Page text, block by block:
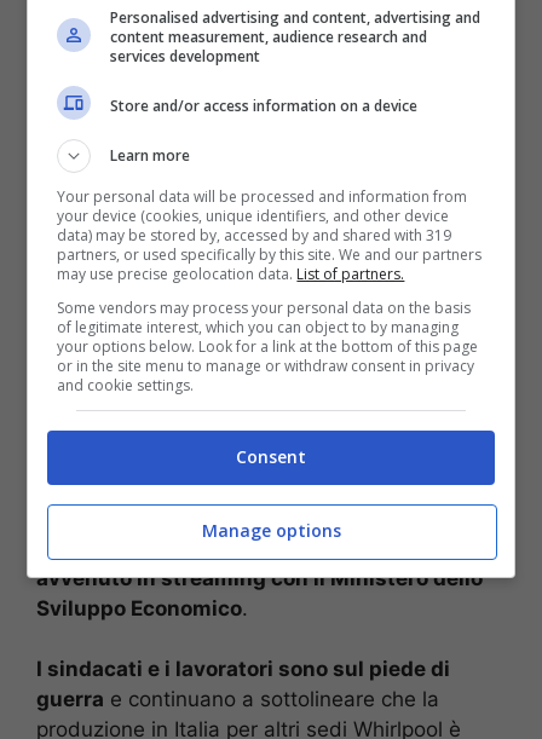
I lavoratori dello stabilimento di Via Argine (via web)
La produzione è terminata il 31 ottobre scorso e
né il precedente governo di Giuseppe Conte né
quello di Mario Draghi sono riusciti a trovare una
via per non lasciare centinaia di persone tra
dipendenti e indotto senza lavoro.
di ieri sono nate dopo l’ennesimo incontro
avvenuto in streaming con il Ministero dello
Sviluppo Economico.
I sindacati e i lavoratori sono sul piede di
guerra e continuano a sottolineare che la
produzione in Italia per altri sedi Whirlpool è
Personalised advertising and content, advertising and
content measurement, audience research and
services development
Store and/or access information on a device
Learn more
Your personal data will be processed and information from
your device (cookies, unique identifiers, and other device
data) may be stored by, accessed by and shared with 319
partners, or used specifically by this site. We and our partners
may use precise geolocation data. List of partners.
Some vendors may process your personal data on the basis
of legitimate interest, which you can object to by managing
your options below. Look for a link at the bottom of this page
or in the site menu to manage or withdraw consent in privacy
and cookie settings.
Consent
Manage options